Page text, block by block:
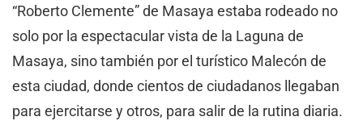
“Roberto Clemente” de Masaya estaba rodeado no
solo por la espectacular vista de la Laguna de
Masaya, sino también por el turístico Malecón de
esta ciudad, donde cientos de ciudadanos llegaban
para ejercitarse y otros, para salir de la rutina diaria.